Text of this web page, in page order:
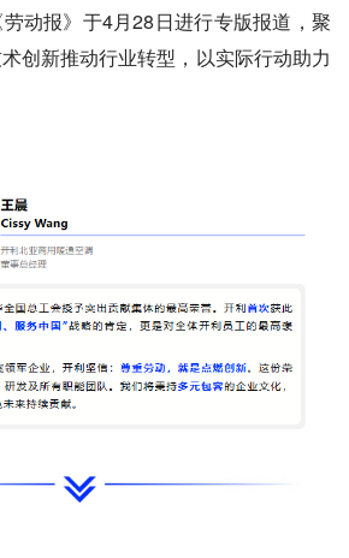
动报》于4月28日进行专版报道，聚
创新推动行业转型，以实际行动助力